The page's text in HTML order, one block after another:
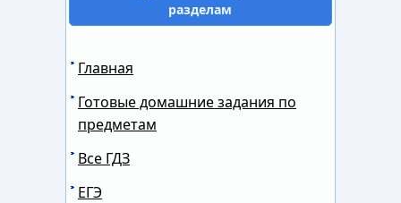
разделам
Главная
Готовые домашние задания по
предметам
Все ГДЗ
ЕГЭ